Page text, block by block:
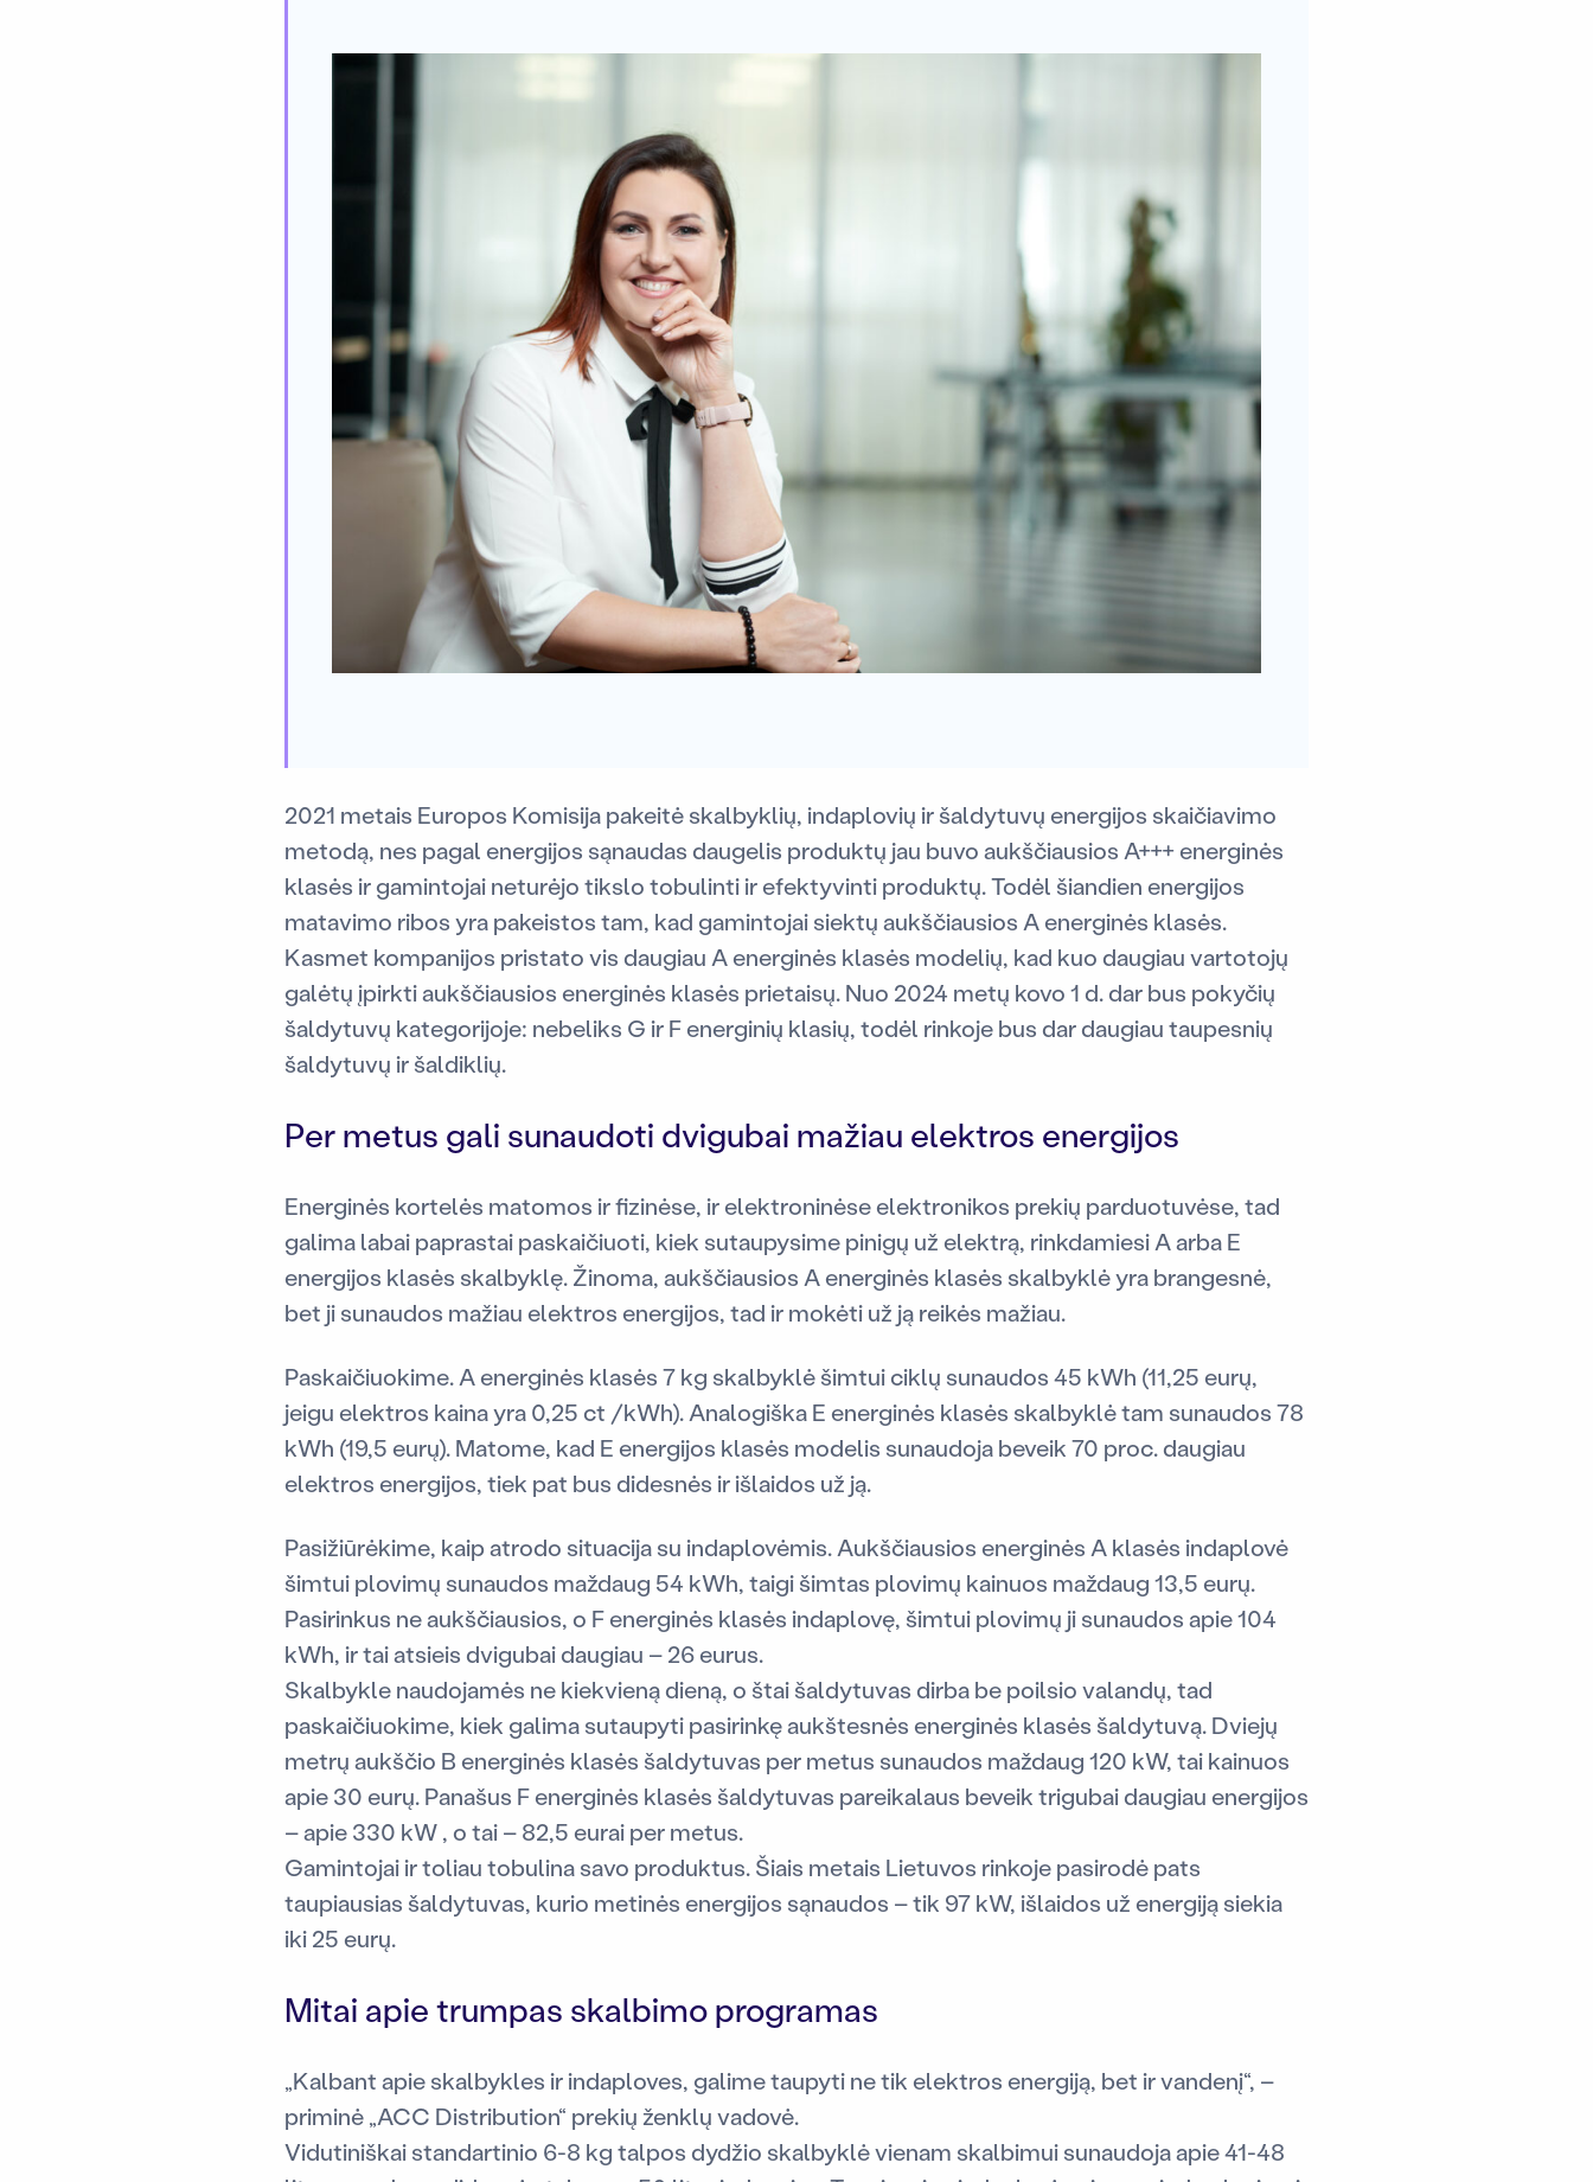
2021 metais Europos Komisija pakeitė skalbyklių, indaplovių ir šaldytuvų energijos skaičiavimo
metodą, nes pagal energijos sąnaudas daugelis produktų jau buvo aukščiausios A+++ energinės
klasės ir gamintojai neturėjo tikslo tobulinti ir efektyvinti produktų. Todėl šiandien energijos
matavimo ribos yra pakeistos tam, kad gamintojai siektų aukščiausios A energinės klasės.
Kasmet kompanijos pristato vis daugiau A energinės klasės modelių, kad kuo daugiau vartotojų
galėtų įpirkti aukščiausios energinės klasės prietaisų. Nuo 2024 metų kovo 1 d. dar bus pokyčių
šaldytuvų kategorijoje: nebeliks G ir F energinių klasių, todėl rinkoje bus dar daugiau taupesnių
šaldytuvų ir šaldiklių.
Per metus gali sunaudoti dvigubai mažiau elektros energijos
Energinės kortelės matomos ir fizinėse, ir elektroninėse elektronikos prekių parduotuvėse, tad
galima labai paprastai paskaičiuoti, kiek sutaupysime pinigų už elektrą, rinkdamiesi A arba E
energijos klasės skalbyklę. Žinoma, aukščiausios A energinės klasės skalbyklė yra brangesnė,
bet ji sunaudos mažiau elektros energijos, tad ir mokėti už ją reikės mažiau.
Paskaičiuokime. A energinės klasės 7 kg skalbyklė šimtui ciklų sunaudos 45 kWh (11,25 eurų,
jeigu elektros kaina yra 0,25 ct /kWh). Analogiška E energinės klasės skalbyklė tam sunaudos 78
kWh (19,5 eurų). Matome, kad E energijos klasės modelis sunaudoja beveik 70 proc. daugiau
elektros energijos, tiek pat bus didesnės ir išlaidos už ją.
Pasižiūrėkime, kaip atrodo situacija su indaplovėmis. Aukščiausios energinės A klasės indaplovė
šimtui plovimų sunaudos maždaug 54 kWh, taigi šimtas plovimų kainuos maždaug 13,5 eurų.
Pasirinkus ne aukščiausios, o F energinės klasės indaplovę, šimtui plovimų ji sunaudos apie 104
kWh, ir tai atsieis dvigubai daugiau – 26 eurus.
Skalbykle naudojamės ne kiekvieną dieną, o štai šaldytuvas dirba be poilsio valandų, tad
paskaičiuokime, kiek galima sutaupyti pasirinkę aukštesnės energinės klasės šaldytuvą. Dviejų
metrų aukščio B energinės klasės šaldytuvas per metus sunaudos maždaug 120 kW, tai kainuos
apie 30 eurų. Panašus F energinės klasės šaldytuvas pareikalaus beveik trigubai daugiau energijos
– apie 330 kW , o tai – 82,5 eurai per metus.
Gamintojai ir toliau tobulina savo produktus. Šiais metais Lietuvos rinkoje pasirodė pats
taupiausias šaldytuvas, kurio metinės energijos sąnaudos – tik 97 kW, išlaidos už energiją siekia
iki 25 eurų.
Mitai apie trumpas skalbimo programas
„Kalbant apie skalbykles ir indaploves, galime taupyti ne tik elektros energiją, bet ir vandenį“, –
priminė „ACC Distribution“ prekių ženklų vadovė.
Vidutiniškai standartinio 6-8 kg talpos dydžio skalbyklė vienam skalbimui sunaudoja apie 41-48